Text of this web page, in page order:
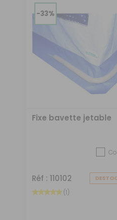
-33%
Fixe bavette jetable
Réf : 110102
(1)